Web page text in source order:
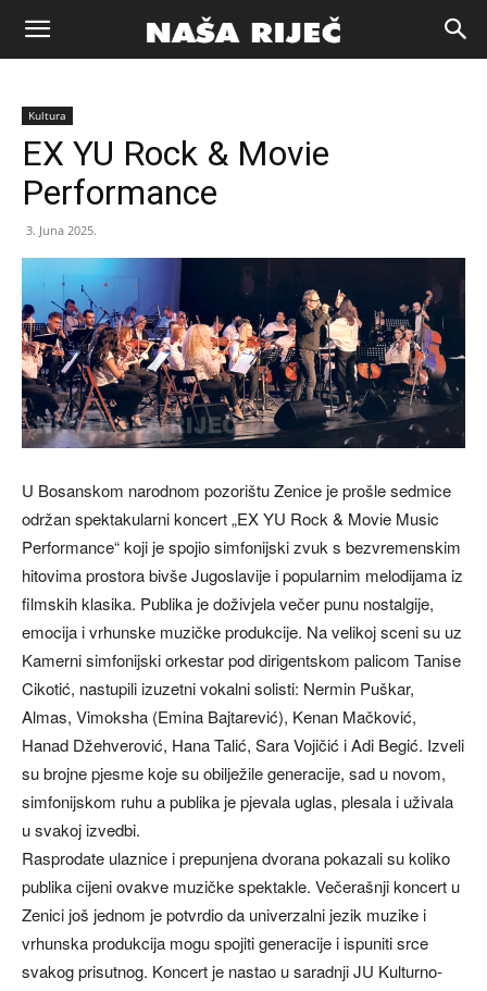
Naša
riječ
Kultura
EX YU Rock & Movie
Performance
3. Juna 2025.
U Bosanskom narodnom pozorištu Zenice je prošle sedmice
održan spektakularni koncert „EX YU Rock & Movie Music
Performance“ koji je spojio simfonijski zvuk s bezvremenskim
hitovima prostora bivše Jugoslavije i popularnim melodijama iz
filmskih klasika. Publika je doživjela večer punu nostalgije,
emocija i vrhunske muzičke produkcije. Na velikoj sceni su uz
Kamerni simfonijski orkestar pod dirigentskom palicom Tanise
Cikotić, nastupili izuzetni vokalni solisti: Nermin Puškar,
Almas, Vimoksha (Emina Bajtarević), Kenan Mačković,
Hanad Džehverović, Hana Talić, Sara Vojičić i Adi Begić. Izveli
su brojne pjesme koje su obilježile generacije, sad u novom,
simfonijskom ruhu a publika je pjevala uglas, plesala i uživala
u svakoj izvedbi.
Rasprodate ulaznice i prepunjena dvorana pokazali su koliko
publika cijeni ovakve muzičke spektakle. Večerašnji koncert u
Zenici još jednom je potvrdio da univerzalni jezik muzike i
vrhunska produkcija mogu spojiti generacije i ispuniti srce
svakog prisutnog. Koncert je nastao u saradnji JU Kulturno-